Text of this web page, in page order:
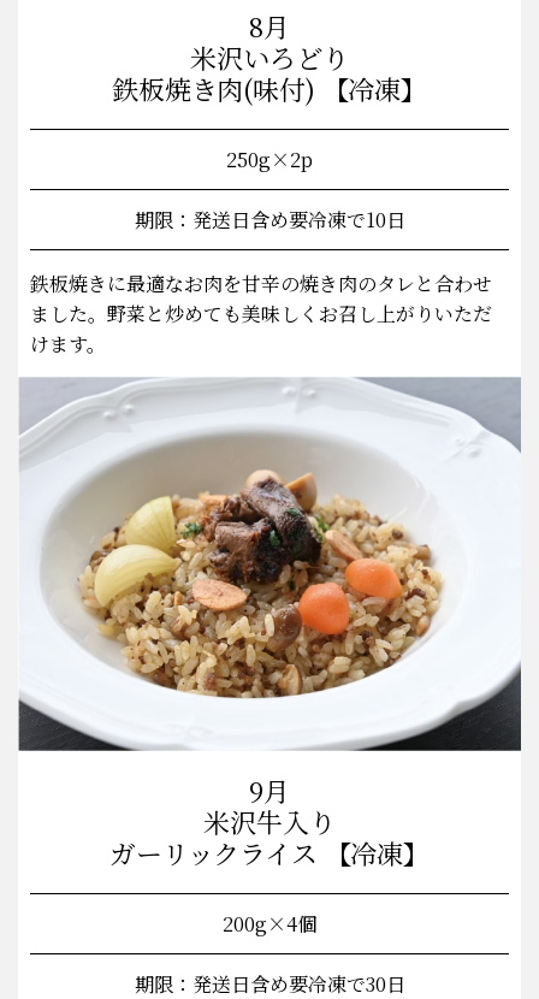
8月
米沢いろどり
鉄板焼き肉(味付) 【冷凍】
250g×2p
期限：発送日含め要冷凍で10日
鉄板焼きに最適なお肉を甘辛の焼き肉のタレと合わせ
ました。野菜と炒めても美味しくお召し上がりいただ
けます。
9月
米沢牛入り
ガーリックライス 【冷凍】
200g×4個
期限：発送日含め要冷凍で30日